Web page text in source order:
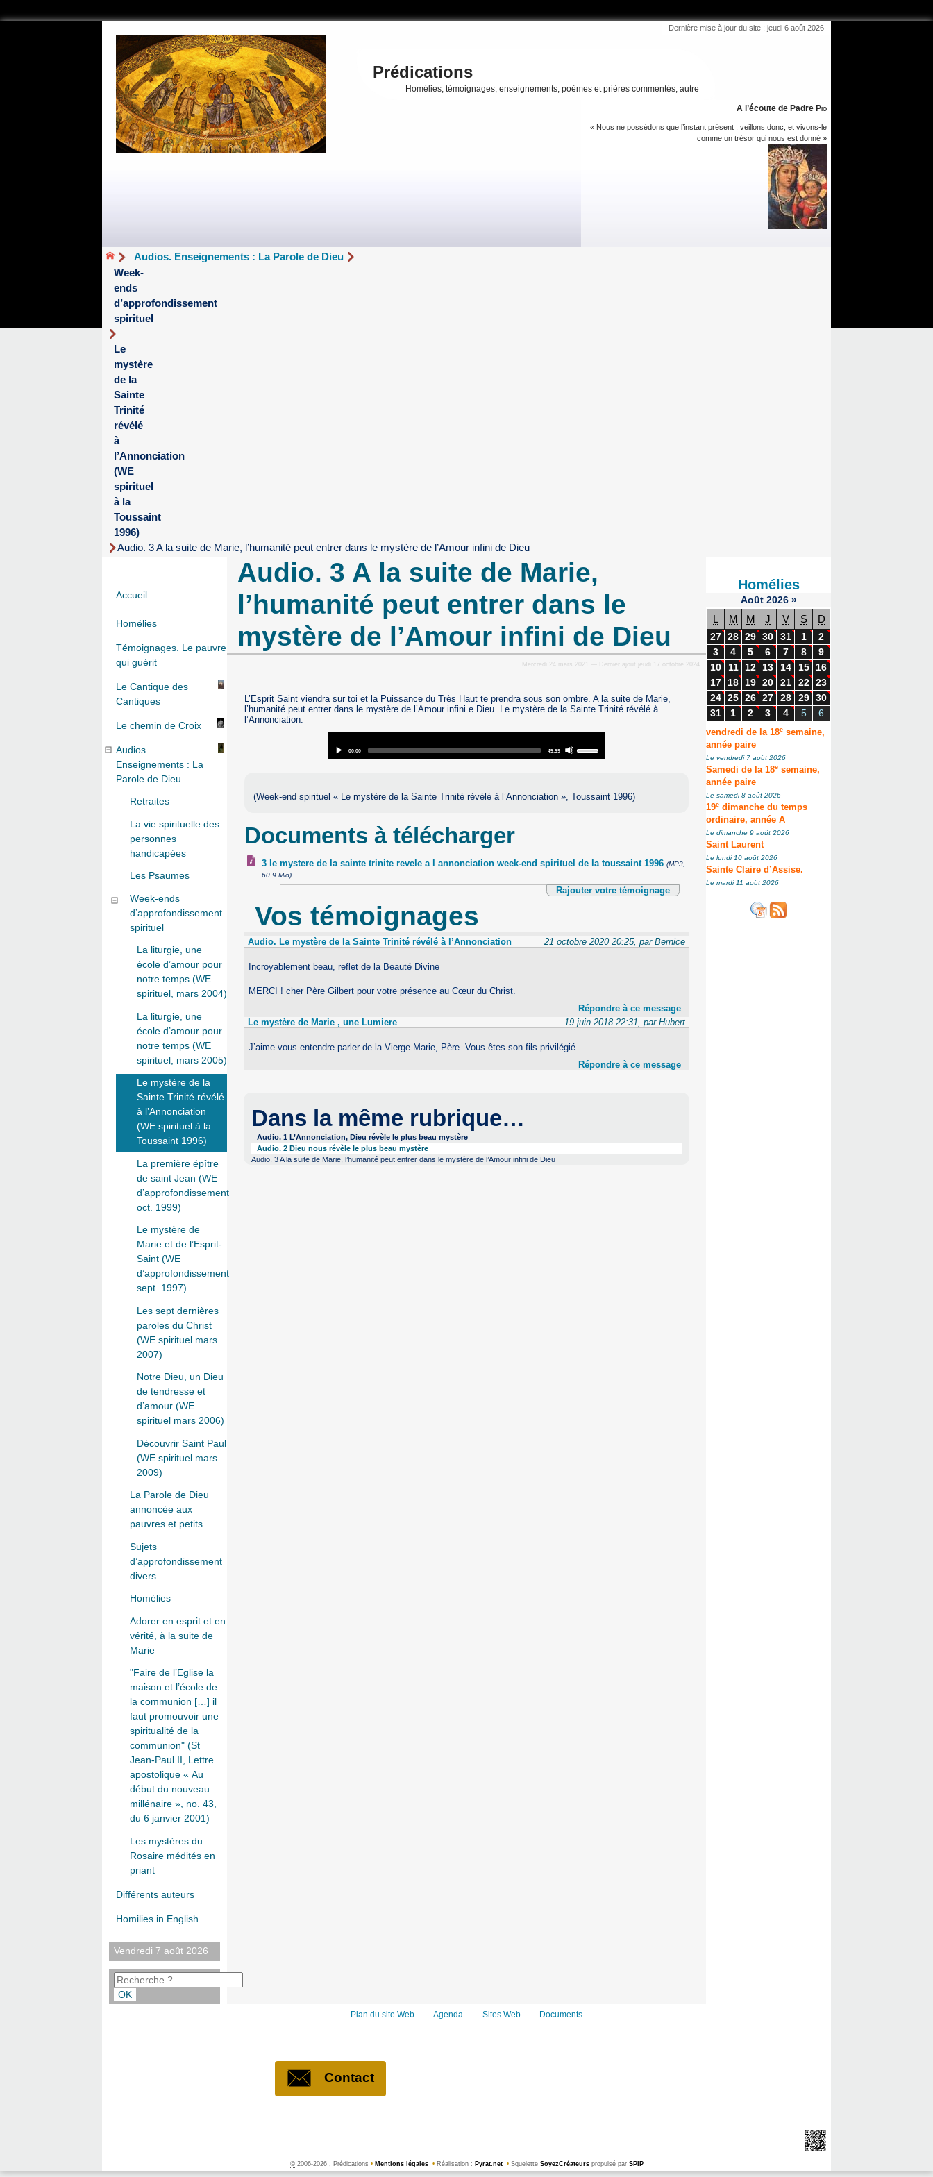
Dernière mise à jour du site : jeudi 6 août 2026
Prédications
Homélies, témoignages, enseignements, poèmes et prières commentés, autre
A l’écoute de Padre Pio
« Nous ne possédons que l’instant présent : veillons donc, et vivons-le
comme un trésor qui nous est donné »
Audios. Enseignements : La Parole de Dieu
Week-
ends
d’approfondissement
spirituel
Le
mystère
de la
Sainte
Trinité
révélé
à
l’Annonciation
(WE
spirituel
à la
Toussaint
1996)
Audio. 3 A la suite de Marie, l’humanité peut entrer dans le mystère de l’Amour infini de Dieu
Audio. 3 A la suite de Marie,
l’humanité peut entrer dans le
mystère de l’Amour infini de Dieu
Mercredi 24 mars 2021 — Dernier ajout jeudi 17 octobre 2024
L’Esprit Saint viendra sur toi et la Puissance du Très Haut te prendra sous son ombre. A la suite de Marie,
l’humanité peut entrer dans le mystère de l’Amour infini e Dieu. Le mystère de la Sainte Trinité révélé à
l’Annonciation.
Player
Current
time
00:00
Total
duration
45:59
increase
(Week-end spirituel « Le mystère de la Sainte Trinité révélé à l’Annonciation », Toussaint 1996)
Documents à télécharger
3 le mystere de la sainte trinite revele a l annonciation week-end spirituel de la toussaint 1996 (MP3,
60.9 Mio)
Rajouter votre témoignage
Vos témoignages
Audio. Le mystère de la Sainte Trinité révélé à l’Annonciation 21 octobre 2020 20:25, par Bernice
Incroyablement beau, reflet de la Beauté Divine
MERCI ! cher Père Gilbert pour votre présence au Cœur du Christ.
Répondre à ce message
Le mystère de Marie , une Lumiere
19 juin 2018 22:31, par Hubert
J’aime vous entendre parler de la Vierge Marie, Père. Vous êtes son fils privilégié.
Répondre à ce message
Dans la même rubrique…
Audio. 1 L’Annonciation, Dieu révèle le plus beau mystère
Audio. 2 Dieu nous révèle le plus beau mystère
Audio. 3 A la suite de Marie, l’humanité peut entrer dans le mystère de l’Amour infini de Dieu
Accueil
Homélies
Témoignages. Le pauvre
qui guérit
Le Cantique des
Cantiques
Le chemin de Croix
Audios.
Enseignements : La
Parole de Dieu
Retraites
La vie spirituelle des
personnes
handicapées
Les Psaumes
Week-ends
d’approfondissement
spirituel
La liturgie, une
école d’amour pour
notre temps (WE
spirituel, mars 2004)
La liturgie, une
école d’amour pour
notre temps (WE
spirituel, mars 2005)
Le mystère de la
Sainte Trinité révélé
à l’Annonciation
(WE spirituel à la
Toussaint 1996)
La première épître
de saint Jean (WE
d’approfondissement
oct. 1999)
Le mystère de
Marie et de l’Esprit-
Saint (WE
d’approfondissement
sept. 1997)
Les sept dernières
paroles du Christ
(WE spirituel mars
2007)
Notre Dieu, un Dieu
de tendresse et
d’amour (WE
spirituel mars 2006)
Découvrir Saint Paul
(WE spirituel mars
2009)
La Parole de Dieu
annoncée aux
pauvres et petits
Sujets
d’approfondissement
divers
Homélies
Adorer en esprit et en
vérité, à la suite de
Marie
"Faire de l’Eglise la
maison et l’école de
la communion […] il
faut promouvoir une
spiritualité de la
communion" (St
Jean-Paul II, Lettre
apostolique « Au
début du nouveau
millénaire », no. 43,
du 6 janvier 2001)
Les mystères du
Rosaire médités en
priant
Différents auteurs
Homilies in English
Vendredi 7 août 2026
Homélies
Août 2026 »
L M M J V S D
27 28 29 30 31 1
2
3
4 5 6 7 8
9
10
11 12 13 14 15
16
17
18 19 20 21 22 23
24 25 26 27 28 29 30
31
1 2 3 4 5 6
vendredi de la 18e semaine,
année paire
Le vendredi 7 août 2026
Samedi de la 18e semaine,
année paire
Le samedi 8 août 2026
19e dimanche du temps
ordinaire, année A
Le dimanche 9 août 2026
Saint Laurent
Le lundi 10 août 2026
Sainte Claire d’Assise.
Le mardi 11 août 2026
Plan du site Web Agenda Sites Web Documents
Contact
©2006-2026 , Prédications • Mentions légales • Réalisation : Pyrat.net •Squelette SoyezCréateurspropulsé par SPIP